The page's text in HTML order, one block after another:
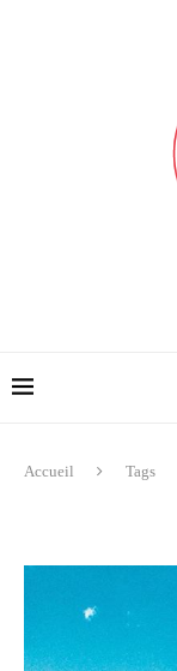
Accueil Tags